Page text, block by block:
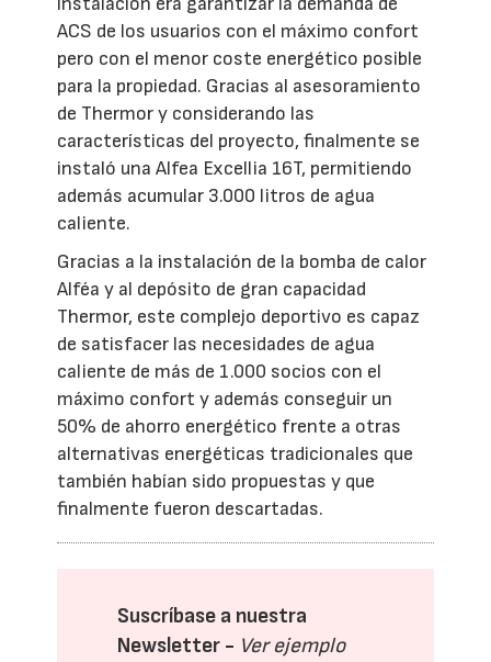
ACS de los usuarios con el máximo confort
pero con el menor coste energético posible
para la propiedad. Gracias al asesoramiento
de Thermor y considerando las
características del proyecto, finalmente se
instaló una Alfea Excellia 16T, permitiendo
además acumular 3.000 litros de agua
caliente.
Gracias a la instalación de la bomba de calor
Alféa y al depósito de gran capacidad
Thermor, este complejo deportivo es capaz
de satisfacer las necesidades de agua
caliente de más de 1.000 socios con el
máximo confort y además conseguir un
50% de ahorro energético frente a otras
alternativas energéticas tradicionales que
también habían sido propuestas y que
finalmente fueron descartadas.
Suscríbase a nuestra
Newsletter - Ver ejemplo